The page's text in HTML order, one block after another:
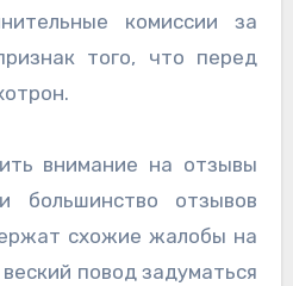
комиссии за
того, что перед
внимание на отзывы
большинство отзывов
схожие жалобы на
повод задуматься